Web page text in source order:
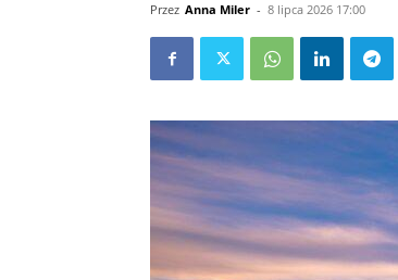
Przez Anna Miler - 8 lipca 2026 17:00